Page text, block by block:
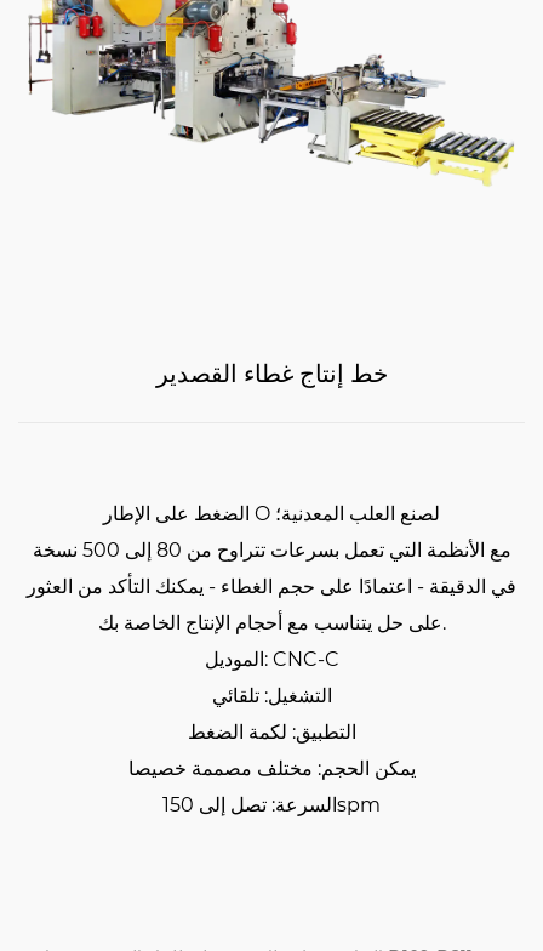
خط إنتاج غطاء القصدير
الضغط على الإطار O لصنع العلب المعدنية؛
مع الأنظمة التي تعمل بسرعات تتراوح من 80 إلى 500 نسخة
في الدقيقة - اعتمادًا على حجم الغطاء - يمكنك التأكد من العثور
على حل يتناسب مع أحجام الإنتاج الخاصة بك.
الموديل: CNC-C
التشغيل: تلقائي
التطبيق: لكمة الضغط
يمكن الحجم: مختلف مصممة خصيصا
السرعة: تصل إلى 150spm